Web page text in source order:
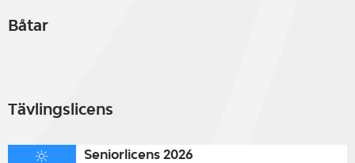
Båtar
Tävlingslicens
Seniorlicens 2026